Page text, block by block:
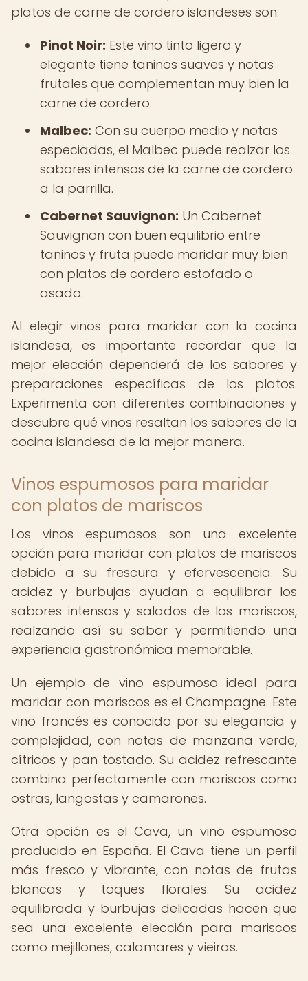
platos de carne de cordero islandeses son:
Pinot Noir: Este vino tinto ligero y
elegante tiene taninos suaves y notas
frutales que complementan muy bien la
carne de cordero.
Malbec: Con su cuerpo medio y notas
especiadas, el Malbec puede realzar los
sabores intensos de la carne de cordero
a la parrilla.
Cabernet Sauvignon: Un Cabernet
Sauvignon con buen equilibrio entre
taninos y fruta puede maridar muy bien
con platos de cordero estofado o
asado.
Al elegir vinos para maridar con la cocina
islandesa, es importante recordar que la
mejor elección dependerá de los sabores y
preparaciones específicas de los platos.
Experimenta con diferentes combinaciones y
descubre qué vinos resaltan los sabores de la
cocina islandesa de la mejor manera.
Vinos espumosos para maridar
con platos de mariscos
Los vinos espumosos son una excelente
opción para maridar con platos de mariscos
debido a su frescura y efervescencia. Su
acidez y burbujas ayudan a equilibrar los
sabores intensos y salados de los mariscos,
realzando así su sabor y permitiendo una
experiencia gastronómica memorable.
Un ejemplo de vino espumoso ideal para
maridar con mariscos es el Champagne. Este
vino francés es conocido por su elegancia y
complejidad, con notas de manzana verde,
cítricos y pan tostado. Su acidez refrescante
combina perfectamente con mariscos como
ostras, langostas y camarones.
Otra opción es el Cava, un vino espumoso
producido en España. El Cava tiene un perfil
más fresco y vibrante, con notas de frutas
blancas y toques florales. Su acidez
equilibrada y burbujas delicadas hacen que
sea una excelente elección para mariscos
como mejillones, calamares y vieiras.